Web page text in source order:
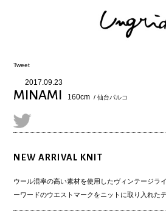
Tweet
2017.09.23
MINAMI 160cm / 仙台パルコ
NEW ARRIVAL KNIT
ウール混率の高い素材を使用したヴィンテージラ
ーワードのウエストマークをニットに取り入れたデ